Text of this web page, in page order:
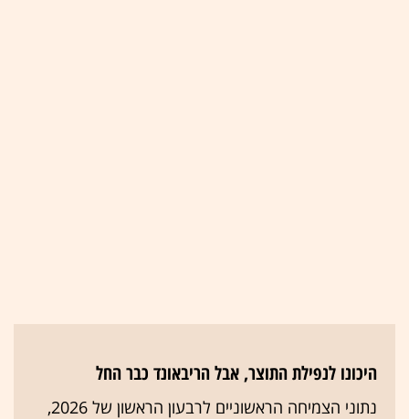
היכונו לנפילת התוצר, אבל הריבאונד כבר החל
נתוני הצמיחה הראשוניים לרבעון הראשון של 2026,